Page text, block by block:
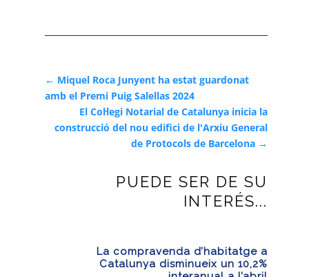
← Miquel Roca Junyent ha estat guardonat
amb el Premi Puig Salellas 2024
El Col·legi Notarial de Catalunya inicia la
construcció del nou edifici de l'Arxiu General
de Protocols de Barcelona →
PUEDE SER DE SU
INTERÉS...
La compravenda d’habitatge a
Catalunya disminueix un 10,2%